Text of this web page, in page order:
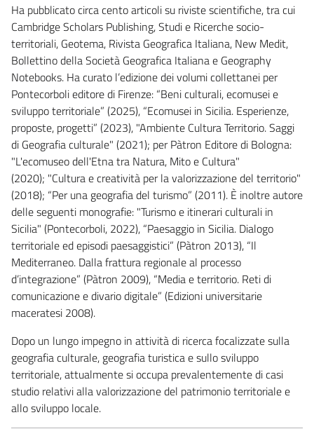
Ha pubblicato circa cento articoli su riviste scientifiche, tra cui
Cambridge Scholars Publishing, Studi e Ricerche socio-
territoriali, Geotema, Rivista Geografica Italiana, New Medit,
Bollettino della Società Geografica Italiana e Geography
Notebooks. Ha curato l’edizione dei volumi collettanei per
Pontecorboli editore di Firenze: “Beni culturali, ecomusei e
sviluppo territoriale” (2025), “Ecomusei in Sicilia. Esperienze,
proposte, progetti” (2023), "Ambiente Cultura Territorio. Saggi
di Geografia culturale" (2021); per Pàtron Editore di Bologna:
"L'ecomuseo dell'Etna tra Natura, Mito e Cultura"
(2020); "Cultura e creatività per la valorizzazione del territorio"
(2018); “Per una geografia del turismo” (2011). È inoltre autore
delle seguenti monografie: "Turismo e itinerari culturali in
Sicilia" (Pontecorboli, 2022), “Paesaggio in Sicilia. Dialogo
territoriale ed episodi paesaggistici” (Pàtron 2013), “Il
Mediterraneo. Dalla frattura regionale al processo
d’integrazione” (Pàtron 2009), “Media e territorio. Reti di
comunicazione e divario digitale” (Edizioni universitarie
maceratesi 2008).
Dopo un lungo impegno in attività di ricerca focalizzate sulla
geografia culturale, geografia turistica e sullo sviluppo
territoriale, attualmente si occupa prevalentemente di casi
studio relativi alla valorizzazione del patrimonio territoriale e
allo sviluppo locale.